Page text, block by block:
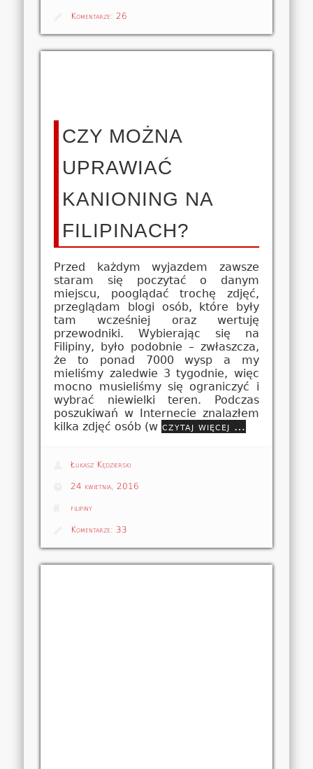
Komentarze:26
CZY MOŻNA
UPRAWIAĆ
KANIONING NA
FILIPINACH?
Przed każdym wyjazdem zawsze
staram się poczytać o danym
miejscu, pooglądać trochę zdjęć,
przeglądam blogi osób, które były
tam wcześniej oraz wertuję
przewodniki. Wybierając się na
Filipiny, było podobnie – zwłaszcza,
że to ponad 7000 wysp a my
mieliśmy zaledwie 3 tygodnie, więc
mocno musieliśmy się ograniczyć i
wybrać niewielki teren. Podczas
poszukiwań w Internecie znalazłem
kilka zdjęć osób (w czytaj więcej …
Łukasz Kędzierski
24 kwietnia, 2016
filipiny
Komentarze: 33